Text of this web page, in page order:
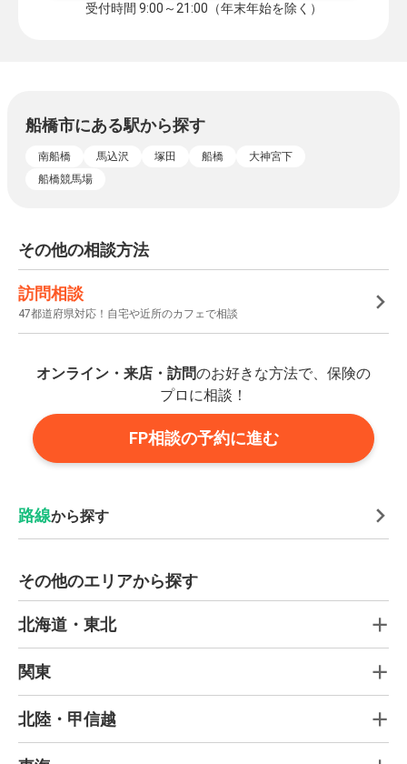
受付時間 9:00～21:00（年末年始を除く）
船橋市にある駅から探す
南船橋 馬込沢 塚田 船橋
大神宮下
船橋競馬場
その他の相談方法
訪問相談
47都道府県対応！自宅や近所のカフェで相談
オンライン・来店・訪問のお好きな方法で、保険の
プロに相談！
FP相談の予約に進む
路線から探す
その他のエリアから探す
北海道・東北
関東
北陸・甲信越